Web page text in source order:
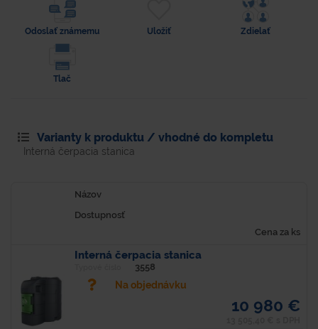
Odoslať známemu Uložiť Zdielať
Tlač
Varianty k produktu / vhodné do kompletu
Interná čerpacia stanica
Názov
Dostupnosť
Cena za ks
Interná čerpacia stanica
3558
Na objednávku
10 980 €